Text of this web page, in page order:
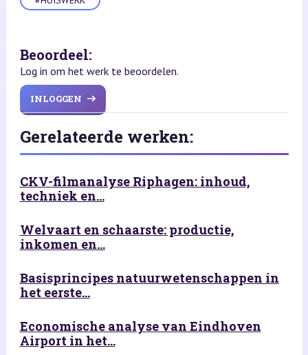
Beoordeel:
Log in om het werk te beoordelen.
INLOGGEN
Gerelateerde werken:
CKV-filmanalyse Riphagen: inhoud,
techniek en...
Welvaart en schaarste: productie,
inkomen en...
Basisprincipes natuurwetenschappen in
het eerste...
Economische analyse van Eindhoven
Airport in het...